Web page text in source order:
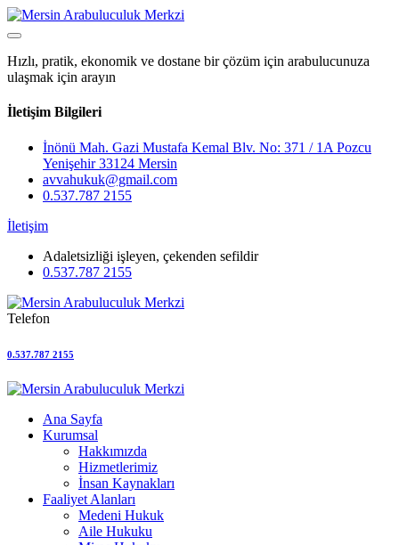
Hızlı, pratik, ekonomik ve dostane bir çözüm için arabulucunuza
ulaşmak için arayın
İletişim Bilgileri
İnönü Mah. Gazi Mustafa Kemal Blv. No: 371 / 1A Pozcu
Yenişehir 33124 Mersin
avvahukuk@gmail.com
0.537.787 2155
İletişim
Adaletsizliği işleyen, çekenden sefildir
0.537.787 2155
Telefon
0.537.787 2155
Ana Sayfa
Kurumsal
Hakkımızda
Hizmetlerimiz
İnsan Kaynakları
Faaliyet Alanları
Medeni Hukuk
Aile Hukuku